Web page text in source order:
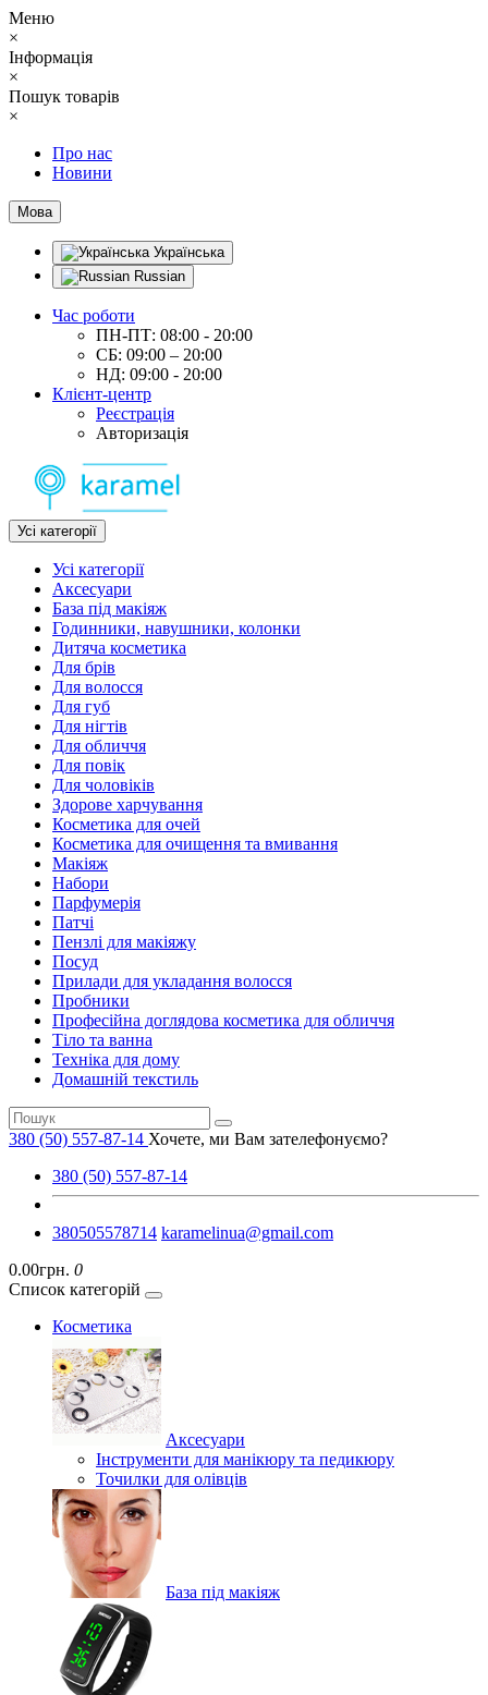
Меню
×
Інформація
×
Пошук товарів
×
Про нас
Новини
Мова
Українська
Russian
Час роботи
ПН-ПТ: 08:00 - 20:00
СБ: 09:00 – 20:00
НД: 09:00 - 20:00
Клієнт-центр
Реєстрація
Авторизація
Усі категорії
Усі категорії
Аксесуари
База під макіяж
Годинники, навушники, колонки
Дитяча косметика
Для брів
Для волосся
Для губ
Для нігтів
Для обличчя
Для повік
Для чоловіків
Здорове харчування
Косметика для очей
Косметика для очищення та вмивання
Макіяж
Набори
Парфумерія
Патчі
Пензлі для макіяжу
Посуд
Прилади для укладання волосся
Пробники
Професійна доглядова косметика для обличчя
Тіло та ванна
Техніка для дому
Домашній текстиль
380 (50) 557-87-14 Хочете, ми Вам зателефонуємо?
380 (50) 557-87-14
380505578714 karamelinua@gmail.com
0.00грн. 0
Список категорій
Косметика
Аксесуари
Інструменти для манікюру та педикюру
Точилки для олівців
База під макіяж